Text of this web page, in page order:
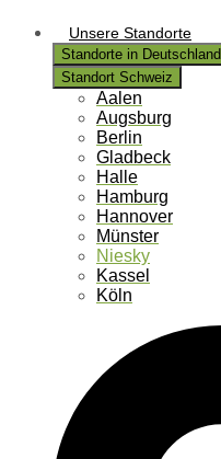
Unsere Standorte
Standorte in Deutschland
Standort Schweiz
Aalen
Augsburg
Berlin
Gladbeck
Halle
Hamburg
Hannover
Münster
Niesky
Kassel
Köln